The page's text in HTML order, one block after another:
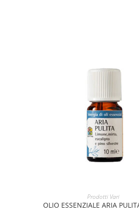
AGGIUNGI AL CARRELLO
Prodotti Vari
OLIO ESSENZIALE ARIA